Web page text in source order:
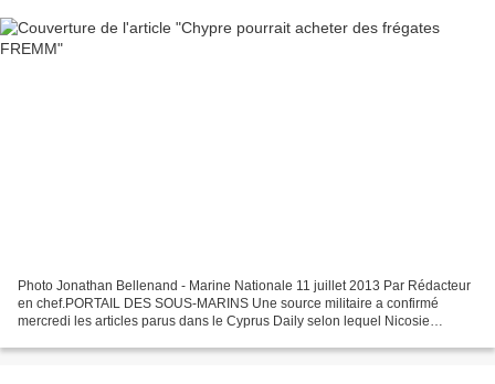
Photo Jonathan Bellenand - Marine Nationale 11 juillet 2013 Par Rédacteur
en chef.PORTAIL DES SOUS-MARINS Une source militaire a confirmé
mercredi les articles parus dans le Cyprus Daily selon lequel Nicosie